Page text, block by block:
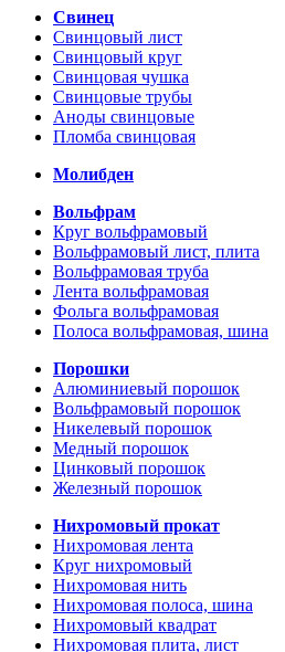
Свинец
Свинцовый лист
Свинцовый круг
Свинцовая чушка
Свинцовые трубы
Аноды свинцовые
Пломба свинцовая
Молибден
Вольфрам
Круг вольфрамовый
Вольфрамовый лист, плита
Вольфрамовая труба
Лента вольфрамовая
Фольга вольфрамовая
Полоса вольфрамовая, шина
Порошки
Алюминиевый порошок
Вольфрамовый порошок
Никелевый порошок
Медный порошок
Цинковый порошок
Железный порошок
Нихромовый прокат
Нихромовая лента
Круг нихромовый
Нихромовая нить
Нихромовая полоса, шина
Нихромовый квадрат
Нихромовая плита, лист